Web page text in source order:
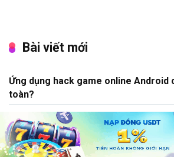
Bài viết mới
Ứng dụng hack game online Android
toàn?
Các game online hay nhất, đông
Chơi game cung đấu mobile: Top 7